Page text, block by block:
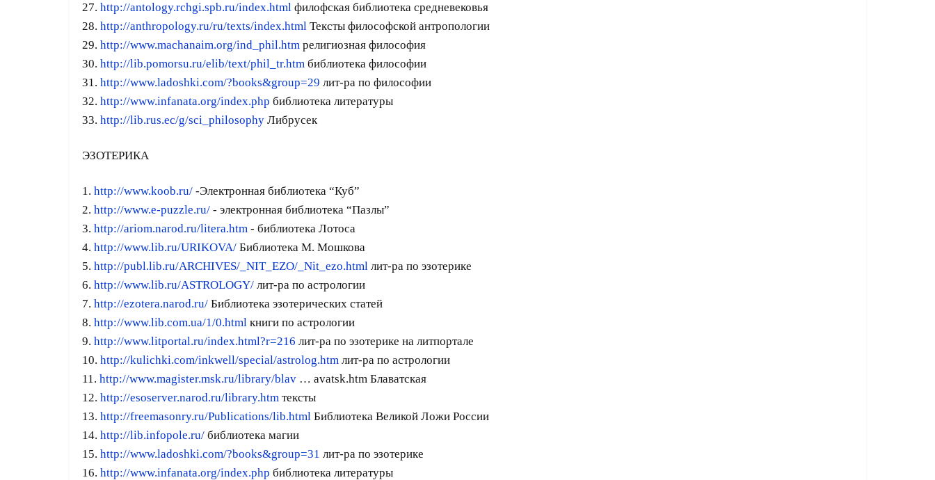
27. http://antology.rchgi.spb.ru/index.html филофская библиотека средневековья
28. http://anthropology.ru/ru/texts/index.html Тексты философской антропологии
29. http://www.machanaim.org/ind_phil.htm религиозная философия
30. http://lib.pomorsu.ru/elib/text/phil_tr.htm библиотека философии
31. http://www.ladoshki.com/?books&group=29 лит-ра по философии
32. http://www.infanata.org/index.php библиотека литературы
33. http://lib.rus.ec/g/sci_philosophy Либрусек
ЭЗОТЕРИКА
1. http://www.koob.ru/ -Электронная библиотека “Куб”
2. http://www.e-puzzle.ru/ - электронная библиотека “Пазлы”
3. http://ariom.narod.ru/litera.htm - библиотека Лотоса
4. http://www.lib.ru/URIKOVA/ Библиотека М. Мошкова
5. http://publ.lib.ru/ARCHIVES/_NIT_EZO/_Nit_ezo.html лит-ра по эзотерике
6. http://www.lib.ru/ASTROLOGY/ лит-ра по астрологии
7. http://ezotera.narod.ru/ Библиотека эзотерических статей
8. http://www.lib.com.ua/1/0.html книги по астрологии
9. http://www.litportal.ru/index.html?r=216 лит-ра по эзотерике на литпортале
10. http://kulichki.com/inkwell/special/astrolog.htm лит-ра по астрологии
11. http://www.magister.msk.ru/library/blav … avatsk.htm Блаватская
12. http://esoserver.narod.ru/library.htm тексты
13. http://freemasonry.ru/Publications/lib.html Библиотека Великой Ложи России
14. http://lib.infopole.ru/ библиотека магии
15. http://www.ladoshki.com/?books&group=31 лит-ра по эзотерике
16. http://www.infanata.org/index.php библиотека литературы